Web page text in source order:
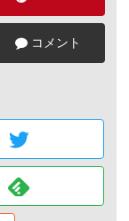
コメント